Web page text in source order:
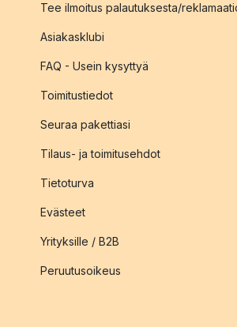
Tee ilmoitus palautuksesta/
Asiakasklubi
FAQ - Usein kysyttyä
Toimitustiedot
Seuraa pakettiasi
Tilaus- ja toimitusehdot
Tietoturva
Evästeet
Yrityksille / B2B
Peruutusoikeus